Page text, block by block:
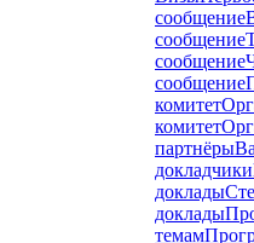
сообщение
сообщение
сообщение
сообщение
комитет
комитет
партнёры
докладчики
доклады
доклады
темам